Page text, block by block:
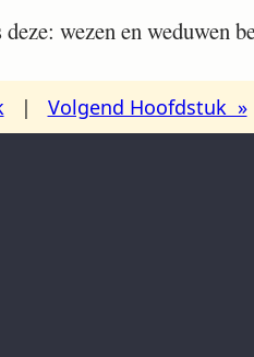
wezen en weduwen
| Volgend Hoofdstuk »